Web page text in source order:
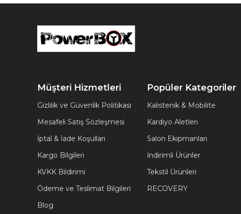
Müşteri Hizmetleri
Gizlilik ve Güvenlik Politikası
Mesafeli Satış Sözleşmesi
İptal & İade Koşulları
Kargo Bilgileri
KVKK Bildirimi
Ödeme ve Teslimat Bilgileri
Blog
Popüler Kategoriler
Kalistenik & Mobilite
Kardiyo Aletleri
Salon Ekipmanları
İndirimli Ürünler
Tekstil Ürünleri
RECOVERY